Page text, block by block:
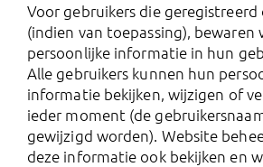
Voor gebruikers die
(indien van toepassing), bewaren
persoonlijke informatie in hun
Alle gebruikers kunnen hun
informatie bekijken, wijzigen of
ieder moment (de
gewijzigd worden). Website
deze informatie ook bekijken en